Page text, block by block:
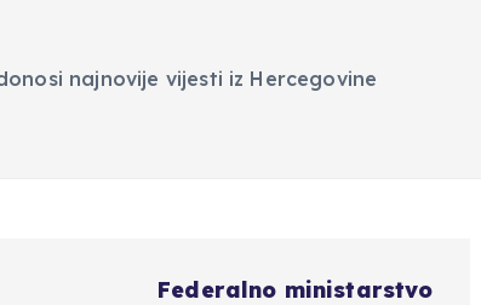
najnovije vijesti iz Hercegovine
Federalno ministarstvo